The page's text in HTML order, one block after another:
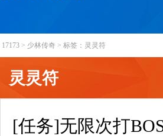
17173 > 少林传奇 > 标签：灵灵符
灵灵符
[任务]无限次打